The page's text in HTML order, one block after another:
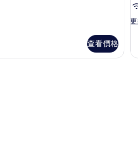
查看價格
更
的